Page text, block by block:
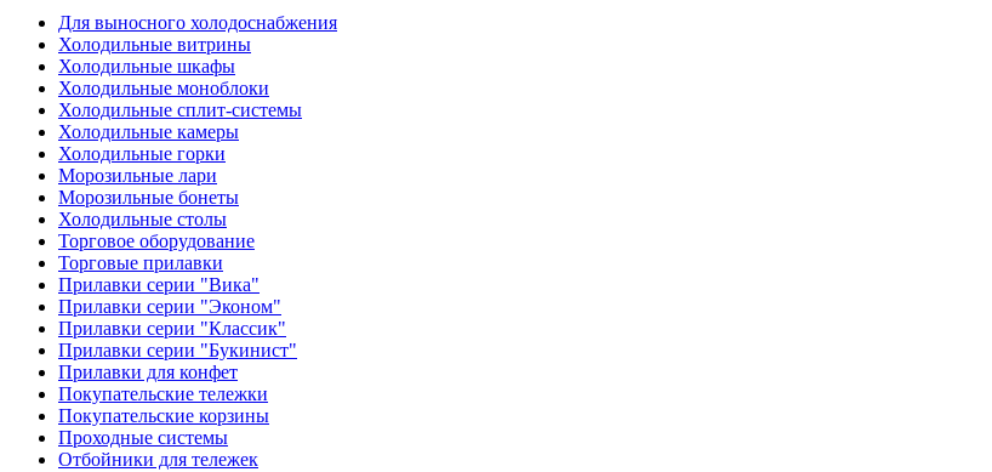
Для выносного холодоснабжения
Холодильные витрины
Холодильные шкафы
Холодильные моноблоки
Холодильные сплит-системы
Холодильные камеры
Холодильные горки
Морозильные лари
Морозильные бонеты
Холодильные столы
Торговое оборудование
Торговые прилавки
Прилавки серии "Вика"
Прилавки серии "Эконом"
Прилавки серии "Классик"
Прилавки серии "Букинист"
Прилавки для конфет
Покупательские тележки
Покупательские корзины
Проходные системы
Отбойники для тележек